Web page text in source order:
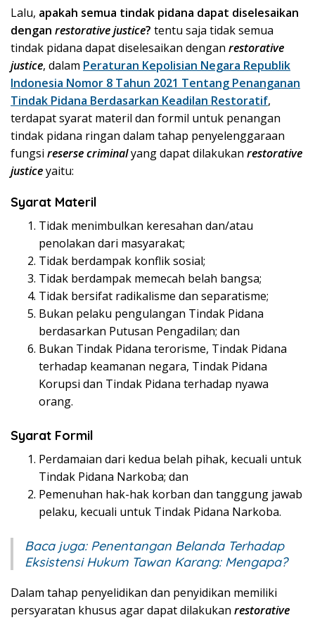
Lalu, apakah semua tindak pidana dapat diselesaikan
dengan restorative justice? tentu saja tidak semua
tindak pidana dapat diselesaikan dengan restorative
justice, dalam Peraturan Kepolisian Negara Republik
Indonesia Nomor 8 Tahun 2021 Tentang Penanganan
Tindak Pidana Berdasarkan Keadilan Restoratif,
terdapat syarat materil dan formil untuk penangan
tindak pidana ringan dalam tahap penyelenggaraan
fungsi reserse criminalyang dapat dilakukan restorative
justiceyaitu:
Syarat Materil
Tidak menimbulkan keresahan dan/atau
penolakan dari masyarakat;
Tidak berdampak konflik sosial;
Tidak berdampak memecah belah bangsa;
Tidak bersifat radikalisme dan separatisme;
Bukan pelaku pengulangan Tindak Pidana
berdasarkan Putusan Pengadilan; dan
Bukan Tindak Pidana terorisme, Tindak Pidana
terhadap keamanan negara, Tindak Pidana
Korupsi dan Tindak Pidana terhadap nyawa
orang.
Syarat Formil
Perdamaian dari kedua belah pihak, kecuali untuk
Tindak Pidana Narkoba; dan
Pemenuhan hak-hak korban dan tanggung jawab
pelaku, kecuali untuk Tindak Pidana Narkoba.
Baca juga: Penentangan Belanda Terhadap
Eksistensi Hukum Tawan Karang: Mengapa?
Dalam tahap penyelidikan dan penyidikan memiliki
persyaratan khusus agar dapat dilakukan restorative